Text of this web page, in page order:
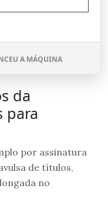
A MÁQUINA
da
para
por assinatura
de títulos,
no